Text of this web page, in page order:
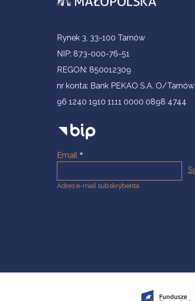
Informacje kontaktowe
Rynek 3, 33-100 Tarnów
NIP: 873-000-76-51
REGON: 850012309
nr konta: Bank PEKAO S.A. O/Tarnów
96 1240 1910 1111 0000 0898 4744
Email
Adres e-mail subskrybenta.